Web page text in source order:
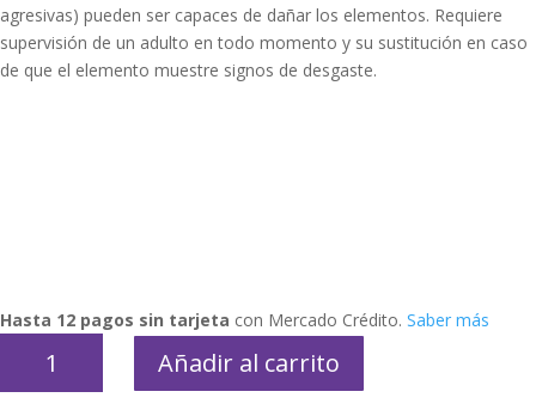
agresivas) pueden ser capaces de dañar los elementos. Requiere
supervisión de un adulto en todo momento y su sustitución en caso
de que el elemento muestre signos de desgaste.
Hasta 12 pagos sin tarjeta con Mercado Crédito. Saber más
mordillo
Añadir al carrito